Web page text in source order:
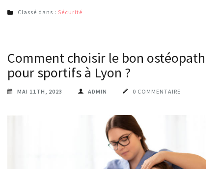
Classé dans : Sécurité
Comment choisir le bon ostéopathe
pour sportifs à Lyon ?
MAI 11TH, 2023 ADMIN 0 COMMENTAIRE